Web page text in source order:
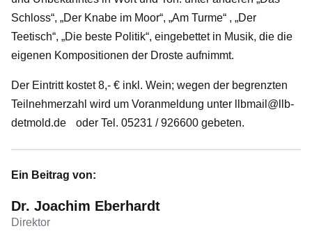
Schloss“, „Der Knabe im Moor“, „Am Turme“ , „Der
Teetisch“, „Die beste Politik“, eingebettet in Musik, die die
eigenen Kompositionen der Droste aufnimmt.
Der Eintritt kostet 8,- € inkl. Wein; wegen der begrenzten
Teilnehmerzahl wird um Voranmeldung unter
llbmail@llb-
detmold.de
oder Tel. 05231 / 926600 gebeten.
Ein Beitrag von:
Dr. Joachim Eberhardt
Direktor